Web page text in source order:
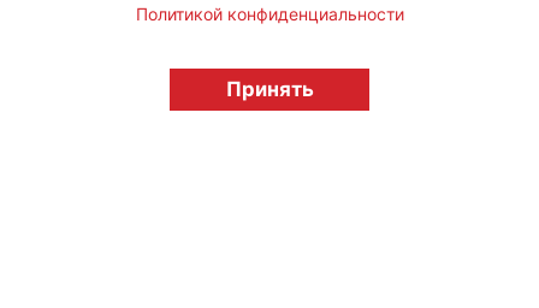
licensingrussia.ru, 2009-2026 12+
Политикой конфиденциальности
Принять